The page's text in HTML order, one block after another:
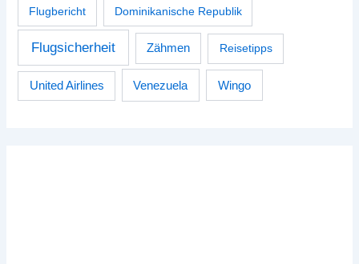
Flugbericht Dominikanische Republik
Flugsicherheit Zähmen Reisetipps
United Airlines Venezuela Wingo